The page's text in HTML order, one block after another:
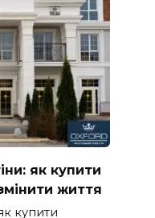
як купити
життя
купити